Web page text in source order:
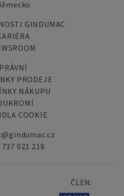
GINDUMAC
PRÁVNÍ
PRODEJE
NÁKUPU
COOKIE
021 218
ČLEN: